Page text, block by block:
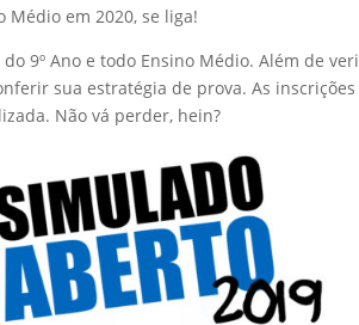
em 2020, se liga!
9º Ano e todo Ensino Médio. Além de
sua estratégia de prova. As
Não vá perder, hein?